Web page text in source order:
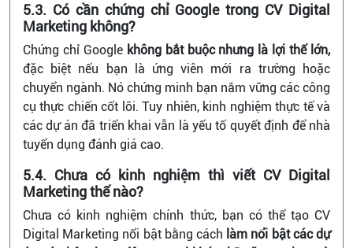
5.3. Có cần chứng chỉ Google trong CV Digital
Marketing không?
Chứng chỉ Google không bắt buộc nhưng là lợi thế lớn,
đặc biệt nếu bạn là ứng viên mới ra trường hoặc
chuyển ngành. Nó chứng minh bạn nắm vững các công
cụ thực chiến cốt lõi. Tuy nhiên, kinh nghiệm thực tế và
các dự án đã triển khai vẫn là yếu tố quyết định để nhà
tuyển dụng đánh giá cao.
5.4. Chưa có kinh nghiệm thì viết CV Digital
Marketing thế nào?
Chưa có kinh nghiệm chính thức, bạn có thể tạo CV
Digital Marketing nổi bật bằng cách làm nổi bật các dự